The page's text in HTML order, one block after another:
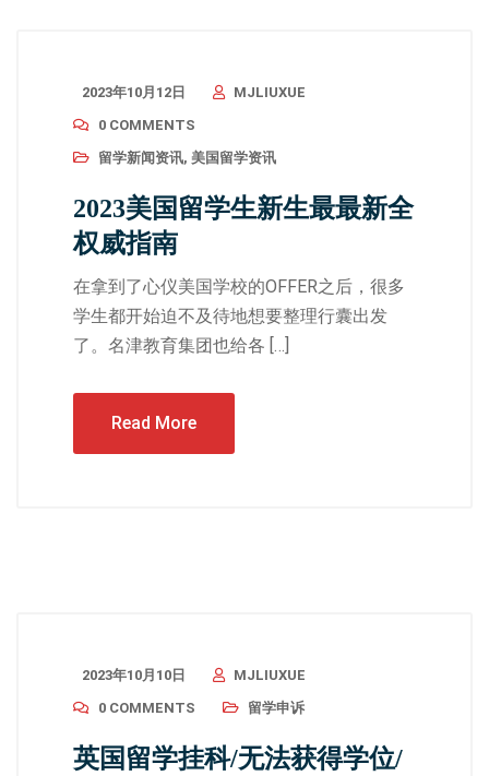
2023年10月12日
MJLIUXUE
0 COMMENTS
留学新闻资讯, 美国留学资讯
2023美国留学生新生最最新全
权威指南
在拿到了心仪美国学校的OFFER之后，很多
学生都开始迫不及待地想要整理行囊出发
了。名津教育集团也给各 […]
Read More
2023年10月10日
MJLIUXUE
0 COMMENTS
留学申诉
英国留学挂科/无法获得学位/